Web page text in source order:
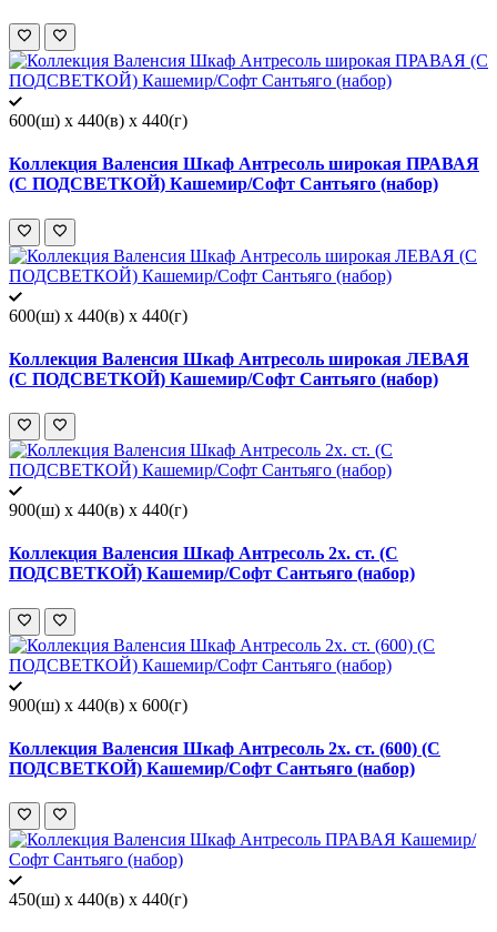
600(ш) x 440(в) x 440(г)
Коллекция Валенсия Шкаф Антресоль широкая ПРАВАЯ
(С ПОДСВЕТКОЙ) Кашемир/Софт Сантьяго (набор)
600(ш) x 440(в) x 440(г)
Коллекция Валенсия Шкаф Антресоль широкая ЛЕВАЯ
(С ПОДСВЕТКОЙ) Кашемир/Софт Сантьяго (набор)
900(ш) x 440(в) x 440(г)
Коллекция Валенсия Шкаф Антресоль 2х. ст. (С
ПОДСВЕТКОЙ) Кашемир/Софт Сантьяго (набор)
900(ш) x 440(в) x 600(г)
Коллекция Валенсия Шкаф Антресоль 2х. ст. (600) (С
ПОДСВЕТКОЙ) Кашемир/Софт Сантьяго (набор)
450(ш) x 440(в) x 440(г)